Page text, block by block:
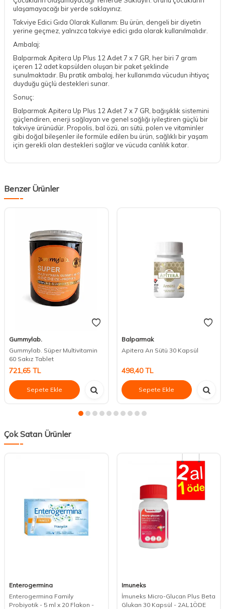
ulaşamayacağı bir yerde saklayınız.
Takviye Edici Gıda Olarak Kullanım: Bu ürün, dengeli bir diyetin
yerine geçmez, yalnızca takviye edici gıda olarak kullanılmalıdır.
Ambalaj:
Balparmak Apitera Up Plus 12 Adet 7 x 7 GR, her biri 7 gram
içeren 12 adet kapsülden oluşan bir paket şeklinde
sunulmaktadır. Bu pratik ambalaj, her kullanımda vücudun ihtiyaç
duyduğu güçlü destekleri sunar.
Sonuç:
Balparmak Apitera Up Plus 12 Adet 7 x 7 GR, bağışıklık sistemini
güçlendiren, enerji sağlayan ve genel sağlığı iyileştiren güçlü bir
takviye ürünüdür. Propolis, bal özü, arı sütü, polen ve vitaminler
gibi doğal bileşenler ile formüle edilen bu ürün, sağlıklı bir yaşam
için gerekli olan destekleri sağlar ve vücuda canlılık katar.
Benzer Ürünler
Gummylab.
Gummylab. Süper Multivitamin
60 Sakız Tablet
721,65 TL
Sepete Ekle
Balparmak
Apitera Arı Sütü 30 Kapsül
498,40TL
Sepete Ekle
Çok Satan Ürünler
Enterogermina
Enterogermina Family
Probiyotik - 5 ml x 20 Flakon -
Imuneks
İmuneks Micro-Glucan Plus Beta
Glukan 30 Kapsül - 2AL1ÖDE